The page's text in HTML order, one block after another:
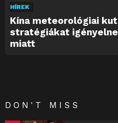
HÍREK
Kína meteorológiai
stratégiákat
miatt
DON'T MISS